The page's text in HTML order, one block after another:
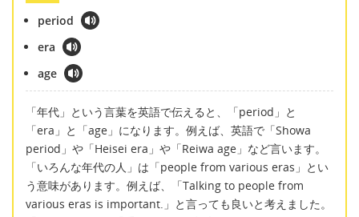
period
era
age
「年代」という言葉を英語で伝えると、「period」と
「era」と「age」になります。例えば、英語で「Showa
period」や「Heisei era」や「Reiwa age」など言います。
「いろんな年代の人」は「people from various eras」とい
う意味があります。例えば、「Talking to people from
various eras is important.」と言っても良いと考えました。